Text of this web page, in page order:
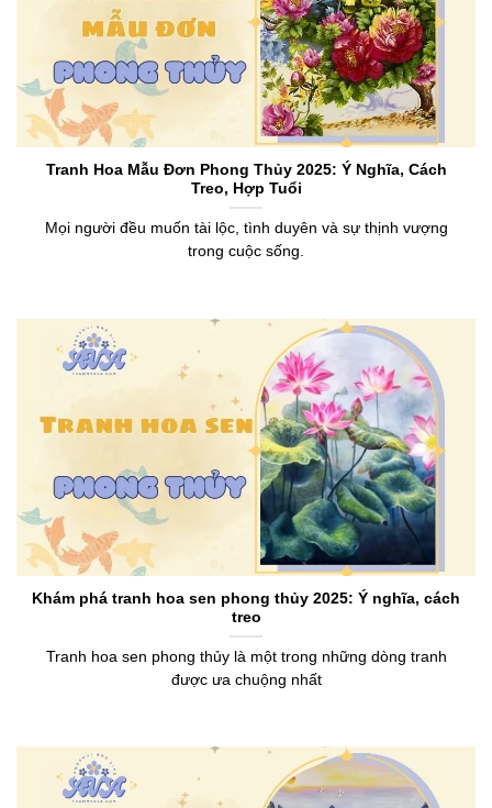
Tranh Hoa Mẫu Đơn Phong Thủy 2025: Ý Nghĩa, Cách
Treo, Hợp Tuổi
Mọi người đều muốn tài lộc, tình duyên và sự thịnh vượng
trong cuộc sống.
Khám phá tranh hoa sen phong thủy 2025: Ý nghĩa, cách
treo
Tranh hoa sen phong thủy là một trong những dòng tranh
được ưa chuộng nhất